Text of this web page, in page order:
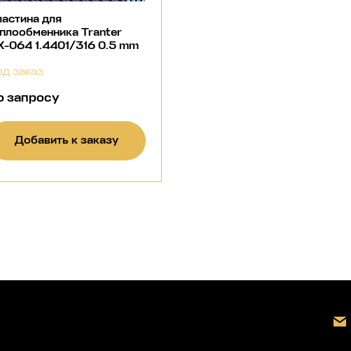
для
Tranter
064 1.4401/316 0.5 mm
заказ
запросу
Добавить к заказу